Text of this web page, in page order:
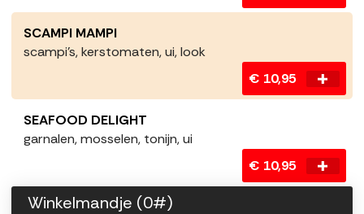
SCAMPI MAMPI
scampi’s, kerstomaten, ui, look
€ 10,95
SEAFOOD DELIGHT
garnalen, mosselen, tonijn, ui
€ 10,95
Winkelmandje (0#)